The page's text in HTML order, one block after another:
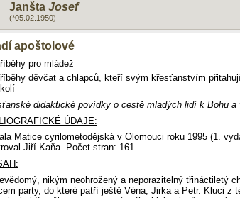
Janšta Josef
(*05.02.1950)
apoštolové
pro mládež
děvčat a chlapců, kteří svým křesťanstvím
didaktické povídky o cestě mladých lidí k Bohu a
ÚDAJE:
Matice cyrilometodějská v Olomouci roku 1995 (1.
Jiří Kaňa. Počet stran: 161.
nikým neohrožený a neporazitelný třináctiletý
party, do které patří ještě Véna, Jirka a Petr. Kluci z